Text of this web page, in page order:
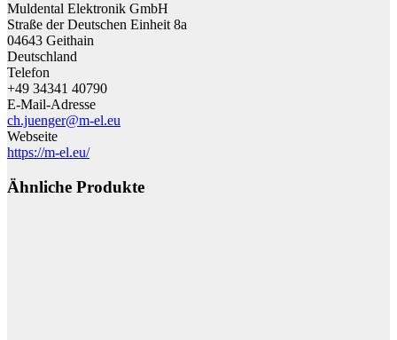
Muldental Elektronik GmbH
Straße der Deutschen Einheit 8a
04643 Geithain
Deutschland
Telefon
+49 34341 40790
E-Mail-Adresse
ch.juenger@m-el.eu
Webseite
https://m-el.eu/
Ähnliche Produkte